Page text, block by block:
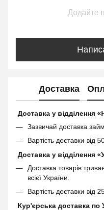
Додайте
Доставка
Доставка у відділення
Зазвичай доставка
Вартість доставки від
Доставка у відділення
Доставка товарів
всієї України.
Вартість доставки від
Кур'єрська доставка по